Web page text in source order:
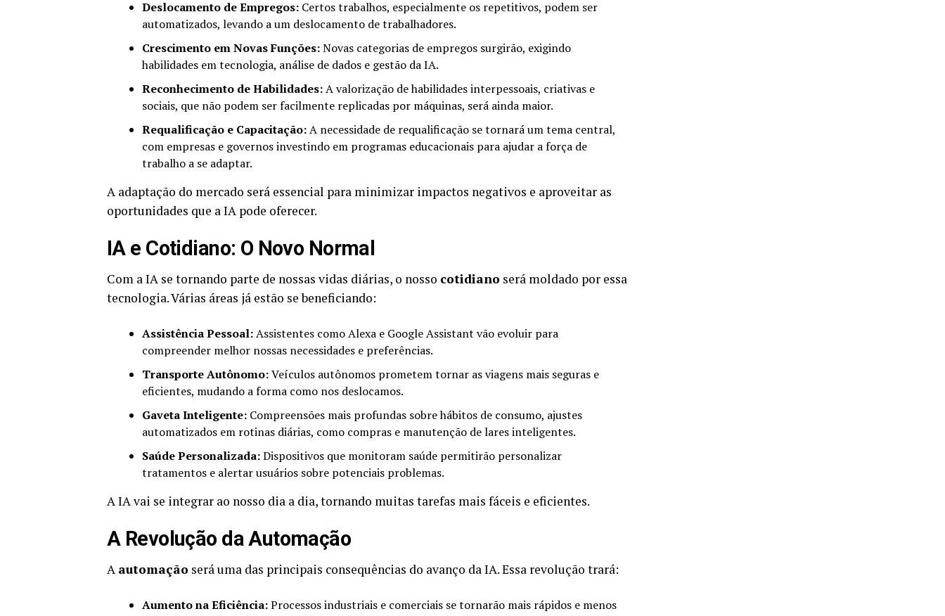
Deslocamento de Empregos: Certos trabalhos, especialmente os repetitivos, podem ser
automatizados, levando a um deslocamento de trabalhadores.
Crescimento em Novas Funções:Novas categorias de empregos surgirão, exigindo
habilidades em tecnologia, análise de dados e gestão da IA.
Reconhecimento de Habilidades:A valorização de habilidades interpessoais, criativas e
sociais, que não podem ser facilmente replicadas por máquinas, será ainda maior.
Requalificação e Capacitação:A necessidade de requalificação se tornará um tema central,
com empresas e governos investindo em programas educacionais para ajudar a força de
trabalho a se adaptar.
A adaptação do mercado será essencial para minimizar impactos negativos e aproveitar as
oportunidades que a IA pode oferecer.
IA e Cotidiano: O Novo Normal
Com a IA se tornando parte de nossas vidas diárias, o nosso cotidiano será moldado por essa
tecnologia. Várias áreas já estão se beneficiando:
Assistência Pessoal:Assistentes como Alexa e Google Assistant vão evoluir para
compreender melhor nossas necessidades e preferências.
Transporte Autônomo:Veículos autônomos prometem tornar as viagens mais seguras e
eficientes, mudando a forma como nos deslocamos.
Gaveta Inteligente: Compreensões mais profundas sobre hábitos de consumo, ajustes
automatizados em rotinas diárias, como compras e manutenção de lares inteligentes.
Saúde Personalizada:Dispositivos que monitoram saúde permitirão personalizar
tratamentos e alertar usuários sobre potenciais problemas.
A IA vai se integrar ao nosso dia a dia, tornando muitas tarefas mais fáceis e eficientes.
A Revolução da Automação
A automação será uma das principais consequências do avanço da IA. Essa revolução trará:
Aumento na Eficiência:Processos industriais e comerciais se tornarão mais rápidos e menos